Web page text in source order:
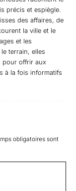
précis et espiègle.
des affaires, de
la ville et le
et les
terrain, elles
pour offrir aux
à la fois informatifs
obligatoires sont